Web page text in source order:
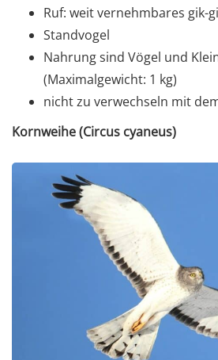
Ruf: weit vernehmbares gik-
Standvogel
Nahrung sind Vögel und
(Maximalgewicht: 1 kg)
nicht zu verwechseln mit
Kornweihe (Circus cyaneus)